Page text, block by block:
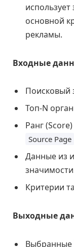
основной
рекламы.
Входные
Поисковый
Топ-N
Ранг
Source Page
Данные из
Критерии
Выходные
Выбранные